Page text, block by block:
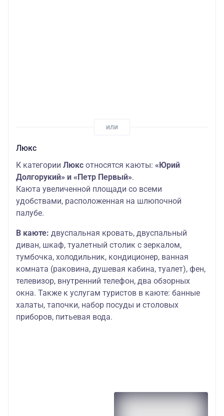
Люкс
К категории Люкс относятся каюты: «Юрий
Долгорукий» и «Петр Первый».
Каюта увеличенной площади со всеми
удобствами, расположенная на шлюпочной
палубе.
В каюте: двуспальная кровать, двуспальный
диван, шкаф, туалетный столик с зеркалом,
тумбочка, холодильник, кондиционер, ванная
комната (раковина, душевая кабина, туалет), фен,
телевизор, внутренний телефон, два обзорных
окна. Также к услугам туристов в каюте: банные
халаты, тапочки, набор посуды и столовых
приборов, питьевая вода.